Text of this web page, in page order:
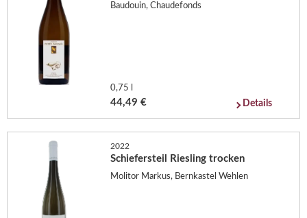
Baudouin, Chaudefonds
0,75 l
44,49 € Details
2022
Schiefersteil Riesling trocken
Molitor Markus, Bernkastel Wehlen